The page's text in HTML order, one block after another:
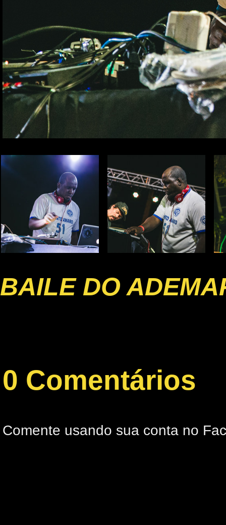
BAILE DO
0 Comentários
Comente usando sua conta no